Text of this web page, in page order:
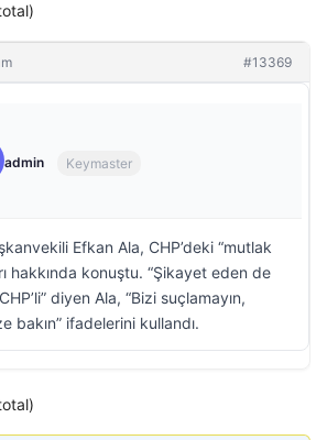
#13369
admin Keymaster
Efkan Ala, CHP’deki “mutlak
hakkında konuştu. “Şikayet eden de
diyen Ala, “Bizi suçlamayın,
bakın” ifadelerini kullandı.